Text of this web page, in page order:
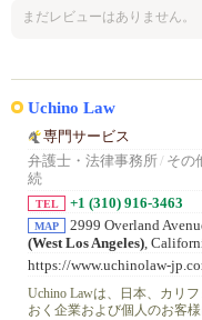
まだレビューはありません。
Uchino Law
専門サービス
弁護士・法律事務所/ その
続
TEL +1 (310) 916-3463
MAP 2999 Overland
(West Los Angeles),
https://www.uchinolaw-
Uchino Lawは、日本、カリ
おく企業および個人のお客